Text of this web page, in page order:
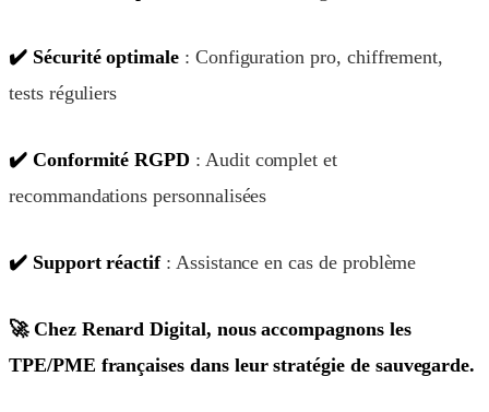
✔️ Sécurité optimale: Configuration pro, chiffrement,
tests réguliers
✔️ Conformité RGPD : Audit complet et
recommandations personnalisées
✔️ Support réactif: Assistance en cas de problème
🚀 Chez Renard Digital, nous accompagnons les
TPE/PME françaises dans leur stratégie de sauvegarde.